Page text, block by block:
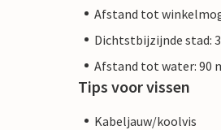
Afstand tot
Dichtstbijzijnde stad:
Afstand tot water: 90
Tips voor vissen
Kabeljauw/koolvis